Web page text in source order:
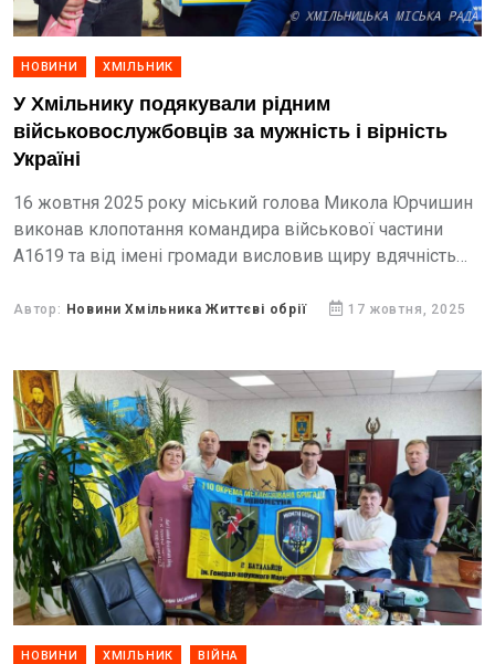
НОВИНИ ХМІЛЬНИК
У Хмільнику подякували рідним
військовослужбовців за мужність і вірність
Україні
16 жовтня 2025 року міський голова Микола Юрчишин
виконав клопотання командира військової частини
А1619 та від імені громади висловив щиру вдячність
міська рада.
Автор: Новини Хмільника Життєві обрії 17 жовтня, 2025
НОВИНИ ХМІЛЬНИК ВІЙНА